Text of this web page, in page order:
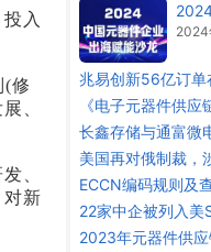
入
(修
、
、
新
能沙
2024
兆易创新56亿订单
锁定57亿DRAM晶
《电子元器件供应
坛》活动报名，诚
与！
长鑫存储与通富微
HBM
美国再对俄制裁，
国个人和45家中国
ECCN编码规则及
（2022版）
22家中企被列入美
2023年元器件供应